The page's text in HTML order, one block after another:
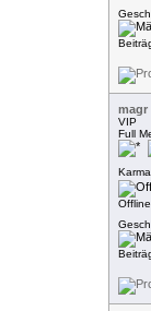
magr
VIP
Full
Offline